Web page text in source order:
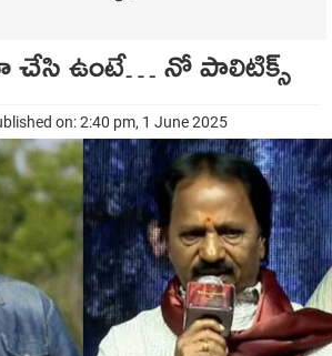
చేసి ఉంటే… నో పాలిటిక్స్
on: 2:40 pm, 1 June 2025